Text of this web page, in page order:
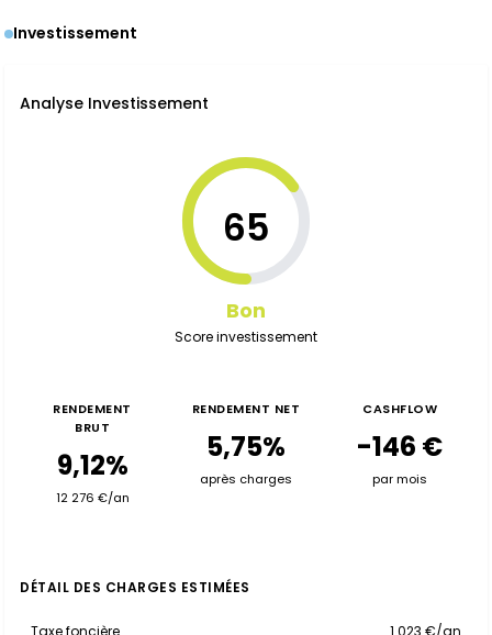
Investissement
Analyse Investissement
65
Bon
Score investissement
RENDEMENT
BRUT
9,12%
12 276 €/an
RENDEMENT NET
5,75%
après charges
CASHFLOW
-146 €
par mois
DÉTAIL DES CHARGES ESTIMÉES
Taxe foncière 1 023 €/an